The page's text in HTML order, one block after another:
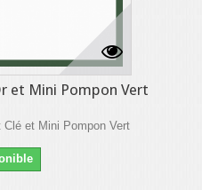
et Mini Pompon Vert
et Mini Pompon Vert